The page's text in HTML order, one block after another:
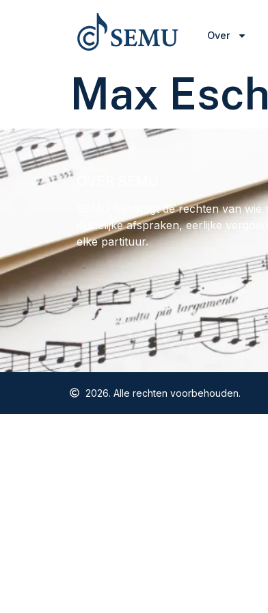
Over
Max
SEMU behartigt de rechten van
duidelijke afspraken, eerlijke
elke partituur.
2026. Alle rechten voorbehouden.